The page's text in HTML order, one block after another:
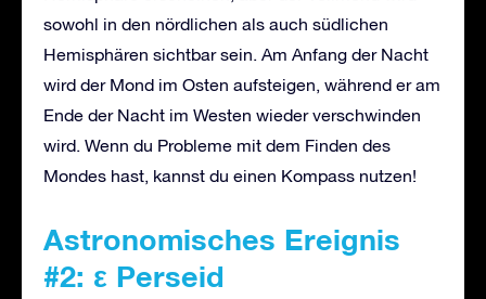
sowohl in den nördlichen als auch südlichen
Hemisphären sichtbar sein. Am Anfang der Nacht
wird der Mond im Osten aufsteigen, während er am
Ende der Nacht im Westen wieder verschwinden
wird. Wenn du Probleme mit dem Finden des
Mondes hast, kannst du einen Kompass nutzen!
Astronomisches Ereignis
#2: ε Perseid